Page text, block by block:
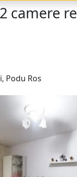
camere
Podu Ros